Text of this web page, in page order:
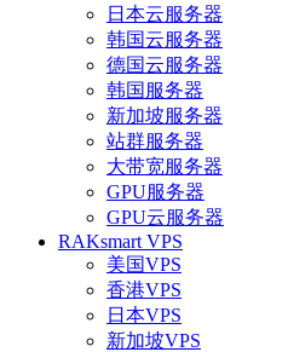
日本云服务器
韩国云服务器
德国云服务器
韩国服务器
新加坡服务器
站群服务器
大带宽服务器
GPU服务器
GPU云服务器
RAKsmart VPS
美国VPS
香港VPS
日本VPS
新加坡VPS